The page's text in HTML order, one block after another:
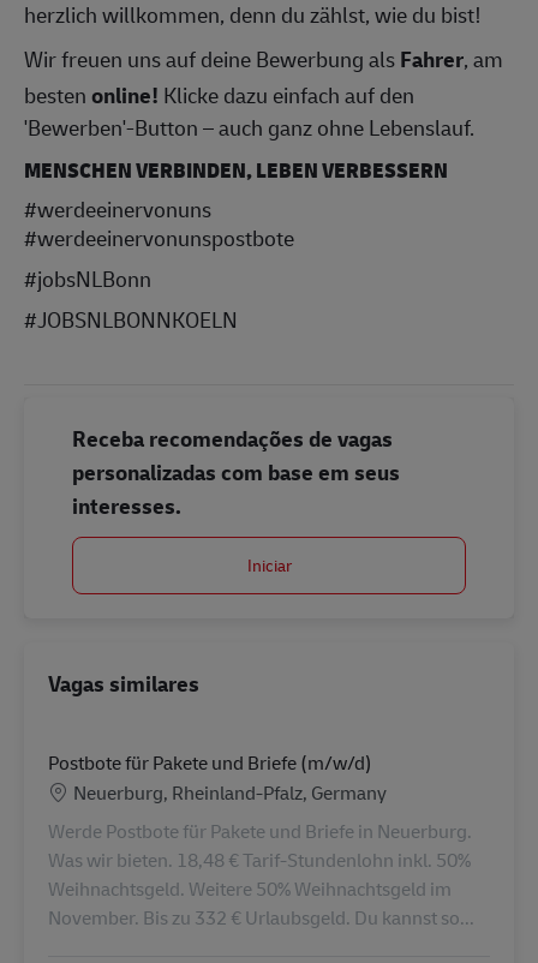
herzlich willkommen, denn du zählst, wie du bist!
Wir freuen uns auf deine Bewerbung alsFahrer, am
bestenonline! Klicke dazu einfach auf den
'Bewerben'-Button – auch ganz ohne Lebenslauf.
MENSCHEN VERBINDEN, LEBEN VERBESSERN
#werdeeinervonuns
#werdeeinervonunspostbote
#jobsNLBonn
#JOBSNLBONNKOELN
Receba recomendações de vagas
personalizadas com base em seus
interesses.
Iniciar
Vagas similares
Postbote für Pakete und Briefe (m/w/d)
Localização
Neuerburg, Rheinland-Pfalz, Germany
Werde Postbote für Pakete und Briefe in Neuerburg.
Was wir bieten. 18,48 € Tarif-Stundenlohn inkl. 50%
Weihnachtsgeld. Weitere 50% Weihnachtsgeld im
November. Bis zu 332 € Urlaubsgeld. Du kannst so...